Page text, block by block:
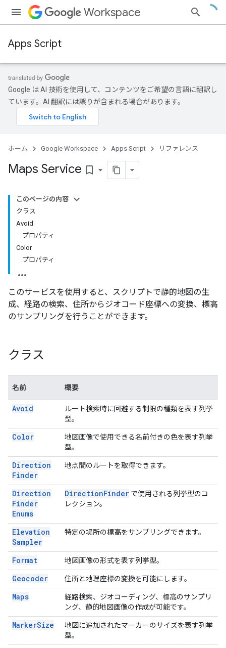
Workspace
Apps Script
Google は AI 技術を使用して、コンテンツをご希望の言語に翻訳し
ています。AI 翻訳には誤りが含まれる場合があります。
ホーム Google Workspace Apps Script リファレンス
Maps Service bookmark_border
このページの内容
クラス
Avoid
プロパティ
Color
プロパティ
このサービスを使用すると、スクリプトで静的地図の生
成、経路の検索、住所からジオコード座標への変換、標高
のサンプリングを行うことができます。
クラス
名前 概要
Avoid
ルート検索時に回避する制限の種類を表す列挙
型。
Color
地図画像で使用できる名前付きの色を表す列挙
型。
Direction
Finder
地点間のルートを取得できます。
Direction
Finder
Enums
DirectionFinder で使用される列挙型のコ
レクション。
Elevation
Sampler
特定の場所の標高をサンプリングできます。
Format 地図画像の形式を表す列挙型。
Geocoder 住所と地理座標の変換を可能にします。
Maps
経路検索、ジオコーディング、標高のサンプリ
ング、静的地図画像の作成が可能です。
MarkerSize
地図に追加されたマーカーのサイズを表す列挙
型。